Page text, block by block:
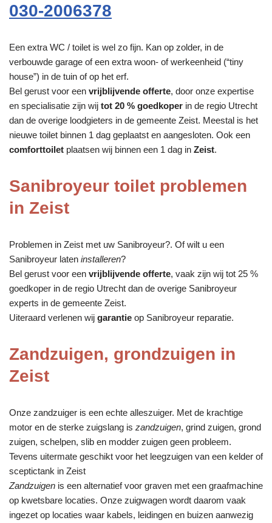
030-2006378
Een extra WC / toilet is wel zo fijn. Kan op zolder, in de
verbouwde garage of een extra woon- of werkeenheid (“tiny
house”) in de tuin of op het erf.
Bel gerust voor een vrijblijvende offerte, door onze expertise
en specialisatie zijn wij tot 20 % goedkoper in de regio Utrecht
dan de overige loodgieters in de gemeente Zeist. Meestal is het
nieuwe toilet binnen 1 dag geplaatst en aangesloten. Ook een
comforttoilet plaatsen wij binnen een 1 dag in Zeist.
Sanibroyeur toilet problemen
in Zeist
Problemen in Zeist met uw Sanibroyeur?. Of wilt u een
Sanibroyeur laten installeren?
Bel gerust voor een vrijblijvende offerte, vaak zijn wij tot 25 %
goedkoper in de regio Utrecht dan de overige Sanibroyeur
experts in de gemeente Zeist.
Uiteraard verlenen wij garantie op Sanibroyeur reparatie.
Zandzuigen, grondzuigen in
Zeist
Onze zandzuiger is een echte alleszuiger. Met de krachtige
motor en de sterke zuigslang is zandzuigen, grind zuigen, grond
zuigen, schelpen, slib en modder zuigen geen probleem.
Tevens uitermate geschikt voor het leegzuigen van een kelder of
sceptictank in Zeist
Zandzuigen is een alternatief voor graven met een graafmachine
op kwetsbare locaties. Onze zuigwagen wordt daarom vaak
ingezet op locaties waar kabels, leidingen en buizen aanwezig